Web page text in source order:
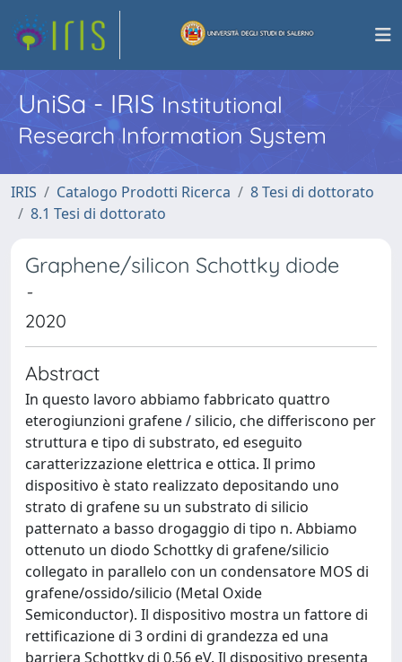
UniSa - IRISInstitutional
Research Information System
IRIS Catalogo Prodotti Ricerca
8 Tesi di dottorato
8.1 Tesi di dottorato
Graphene/silicon Schottky diode
-
2020
Abstract
In questo lavoro abbiamo fabbricato quattro
eterogiunzioni grafene / silicio, che differiscono per
struttura e tipo di substrato, ed eseguito
caratterizzazione elettrica e ottica. Il primo
dispositivo è stato realizzato depositando uno
strato di grafene su un substrato di silicio
patternato a basso drogaggio di tipo n. Abbiamo
ottenuto un diodo Schottky di grafene/silicio
collegato in parallelo con un condensatore MOS di
grafene/ossido/silicio (Metal Oxide
Semiconductor). Il dispositivo mostra un fattore di
rettificazione di 3 ordini di grandezza ed una
barriera Schottky di 0,56 eV. Il dispositivo presenta